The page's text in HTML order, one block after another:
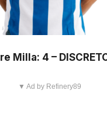
Milla: 4 –
▼ Ad by Refinery89